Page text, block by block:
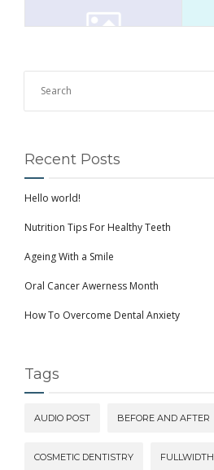
Recent Posts
Hello world!
Nutrition Tips For Healthy Teeth
Ageing With a Smile
Oral Cancer Awerness Month
How To Overcome Dental Anxiety
Tags
AUDIO POST BEFORE AND AFTER
COSMETIC DENTISTRY FULLWIDTH